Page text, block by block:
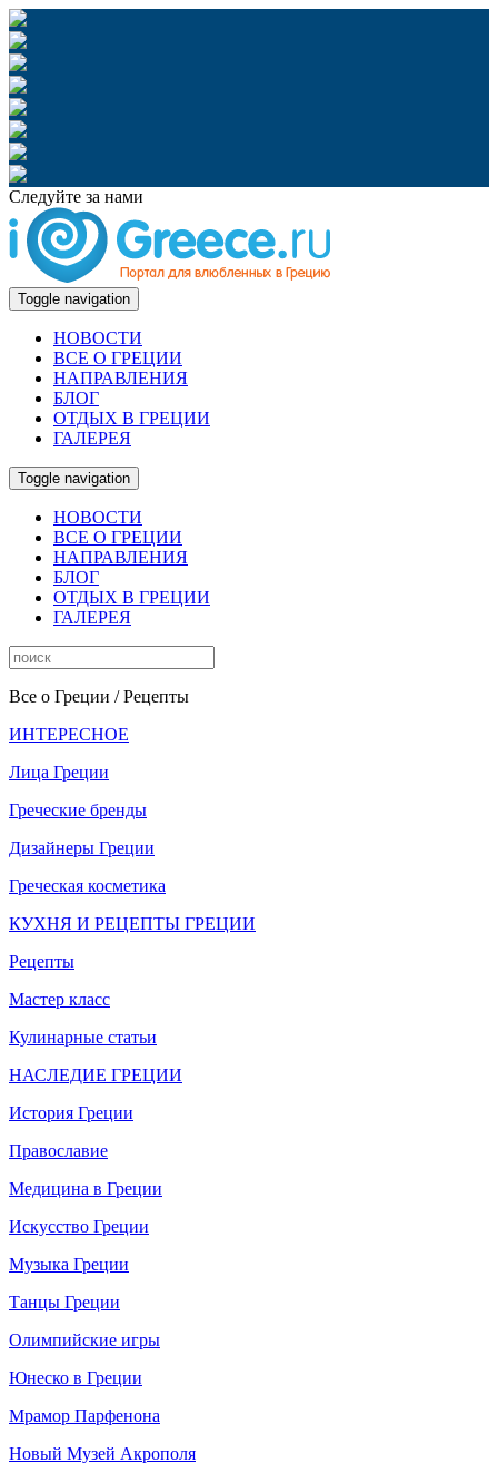
Следуйте за нами
Toggle navigation
НОВОСТИ
ВСЕ О ГРЕЦИИ
НАПРАВЛЕНИЯ
БЛОГ
ОТДЫХ В ГРЕЦИИ
ГАЛЕРЕЯ
Toggle navigation
НОВОСТИ
ВСЕ О ГРЕЦИИ
НАПРАВЛЕНИЯ
БЛОГ
ОТДЫХ В ГРЕЦИИ
ГАЛЕРЕЯ
Все о Греции / Рецепты
ИНТЕРЕСНОЕ
Лица Греции
Греческие бренды
Дизайнеры Греции
Греческая косметика
КУХНЯ И РЕЦЕПТЫ ГРЕЦИИ
Рецепты
Мастер класс
Кулинарные статьи
НАСЛЕДИЕ ГРЕЦИИ
История Греции
Православие
Медицина в Греции
Искусство Греции
Музыка Греции
Танцы Греции
Олимпийские игры
Юнеско в Греции
Мрамор Парфенона
Новый Музей Акрополя